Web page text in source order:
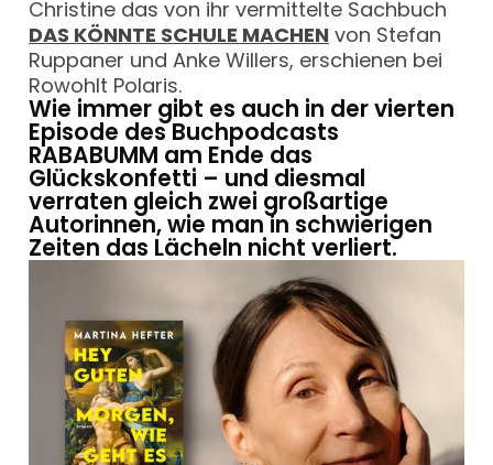
Christine das von ihr vermittelte Sachbuch
DAS KÖNNTE SCHULE MACHEN von Stefan
Ruppaner und Anke Willers, erschienen bei
Rowohlt Polaris.
Wie immer gibt es auch in der vierten
Episode des Buchpodcasts
RABABUMM am Ende das
Glückskonfetti – und diesmal
verraten gleich zwei großartige
Autorinnen, wie man in schwierigen
Zeiten das Lächeln nicht verliert.